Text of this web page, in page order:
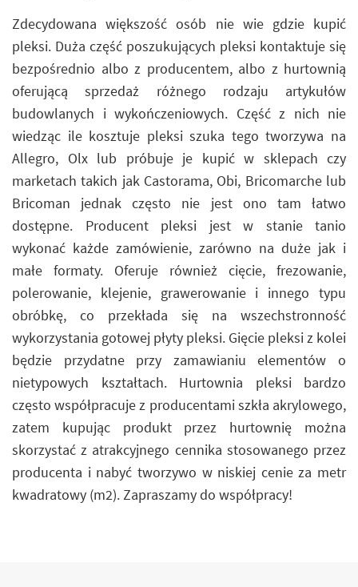
Zdecydowana większość osób nie wie gdzie kupić
pleksi. Duża część poszukujących pleksi kontaktuje się
bezpośrednio albo z producentem, albo z hurtownią
oferującą sprzedaż różnego rodzaju artykułów
budowlanych i wykończeniowych. Część z nich nie
wiedząc ile kosztuje pleksi szuka tego tworzywa na
Allegro, Olx lub próbuje je kupić w sklepach czy
marketach takich jak Castorama, Obi, Bricomarche lub
Bricoman jednak często nie jest ono tam łatwo
dostępne. Producent pleksi jest w stanie tanio
wykonać każde zamówienie, zarówno na duże jak i
małe formaty. Oferuje również cięcie, frezowanie,
polerowanie, klejenie, grawerowanie i innego typu
obróbkę, co przekłada się na wszechstronność
wykorzystania gotowej płyty pleksi. Gięcie pleksi z kolei
będzie przydatne przy zamawianiu elementów o
nietypowych kształtach. Hurtownia pleksi bardzo
często współpracuje z producentami szkła akrylowego,
zatem kupując produkt przez hurtownię można
skorzystać z atrakcyjnego cennika stosowanego przez
producenta i nabyć tworzywo w niskiej cenie za metr
kwadratowy (m2). Zapraszamy do współpracy!